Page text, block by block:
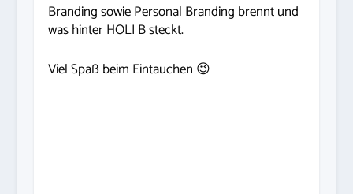
Branding sowie Personal Branding brennt und
was hinter HOLI B steckt.
Viel Spaß beim Eintauchen 😉